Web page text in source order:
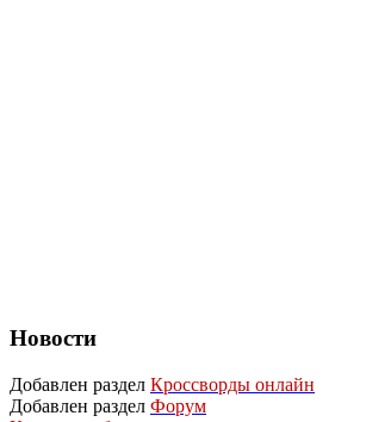
Новости
Добавлен раздел Кроссворды онлайн
Добавлен раздел Форум